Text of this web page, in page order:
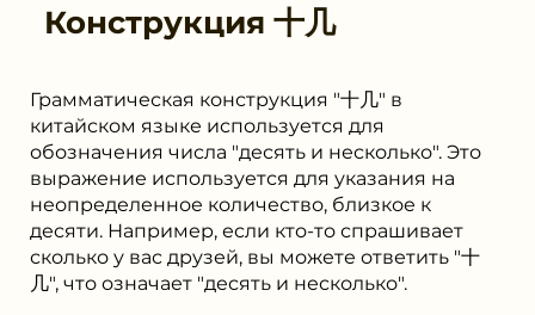
Конструкция ⼗⼏
Грамматическая конструкция "⼗⼏" в
китайском языке используется для
обозначения числа "десять и несколько". Это
выражение используется для указания на
неопределенное количество, близкое к
десяти. Например, если кто-то спрашивает
сколько у вас друзей, вы можете ответить "⼗
⼏", что означает "десять и несколько".